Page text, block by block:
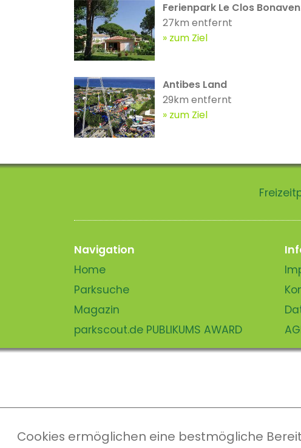
Cookies ermöglichen eine bestmögliche
Ferienpark Le Clos
27km entfernt
zum Ziel
Antibes Land
29km entfernt
zum Ziel
Navigation
Home
Parksuche
Magazin
parkscout.de PUBLIKUMS AWARD